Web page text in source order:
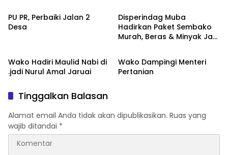
PU PR, Perbaiki Jalan 2
Desa
Disperindag Muba
Hadirkan Paket Sembako
Murah, Beras & Minyak Jadi
Wako Hadiri Maulid Nabi di
.jadi Nurul Amal Jaruai
Musi Banyuasin
Wako Dampingi Menteri
Pertanian
Tinggalkan Balasan
Alamat email Anda tidak akan dipublikasikan. Ruas yang
wajib ditandai *